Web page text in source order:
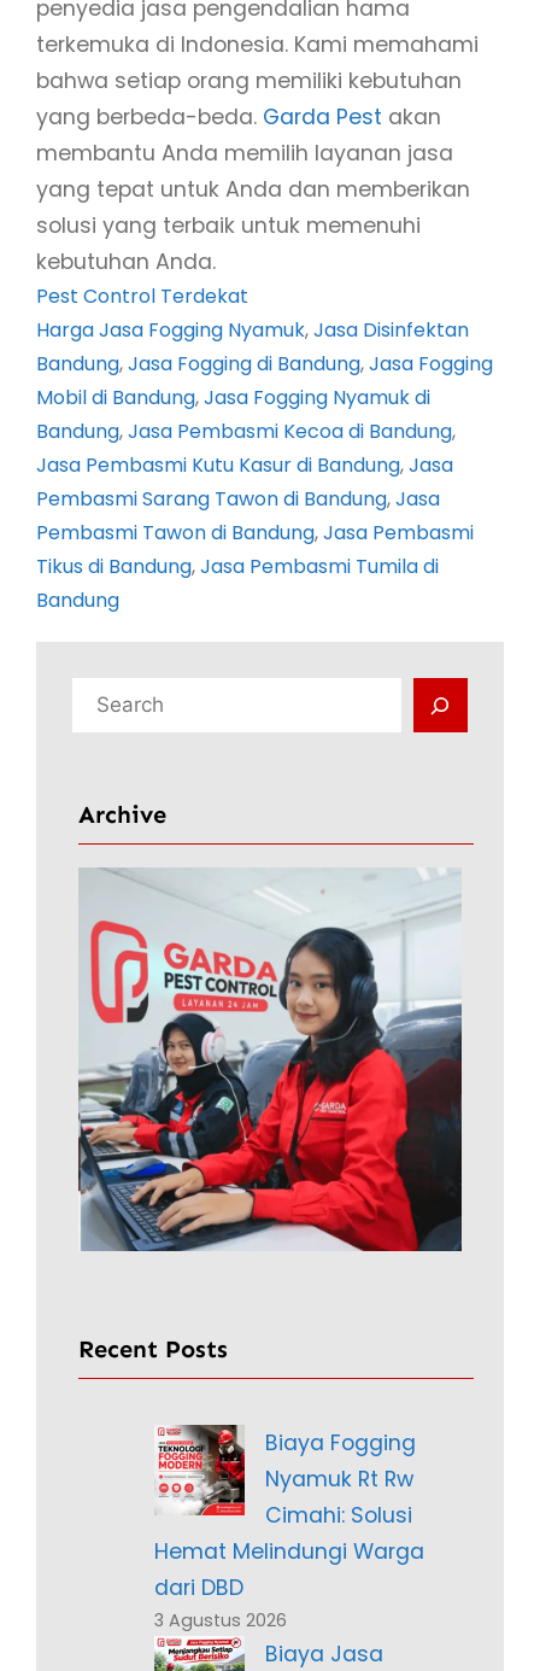
penyedia jasa pengendalian hama
terkemuka di Indonesia. Kami memahami
bahwa setiap orang memiliki kebutuhan
yang berbeda-beda. Garda Pest akan
membantu Anda memilih layanan jasa
yang tepat untuk Anda dan memberikan
solusi yang terbaik untuk memenuhi
kebutuhan Anda.
Pest Control Terdekat
Harga Jasa Fogging Nyamuk, Jasa Disinfektan
Bandung, Jasa Fogging di Bandung, Jasa Fogging
Mobil di Bandung, Jasa Fogging Nyamuk di
Bandung, Jasa Pembasmi Kecoa di Bandung
Jasa Pembasmi Kutu Kasur di Bandung, Jasa
Pembasmi Sarang Tawon di Bandung, Jasa
Pembasmi Tawon di Bandung, Jasa Pembasmi
Tikus di Bandung, Jasa Pembasmi Tumila di
Bandung
a
Archive
Recent Posts
Biaya Fogging
Nyamuk Rt Rw
Cimahi: Solusi
Hemat Melindungi Warga
dari DBD
3 Agustus 2026
Biaya Jasa